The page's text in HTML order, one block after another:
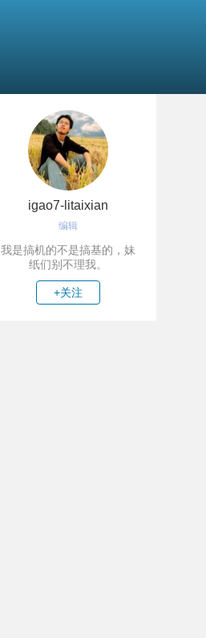
igao7-litaixian
编辑
我是搞机的不是搞基的，妹
纸们别不理我。
+关注